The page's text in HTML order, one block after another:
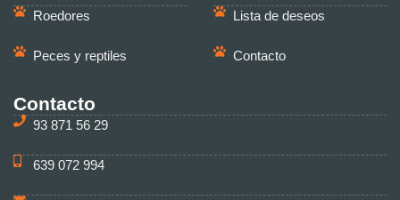
Roedores
Peces y reptiles
Lista de deseos
Contacto
Contacto
93 871 56 29
639 072 994